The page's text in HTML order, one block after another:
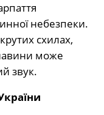
небезпеки.
схилах,
може
звук.